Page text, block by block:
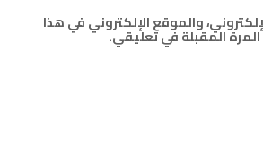
والموقع الإلكتروني في هذا
المقبلة في تعليقي.